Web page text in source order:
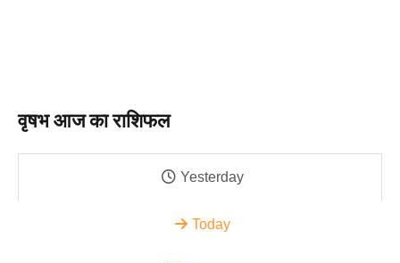
वृषभ आज का राशिफल
Yesterday
Today